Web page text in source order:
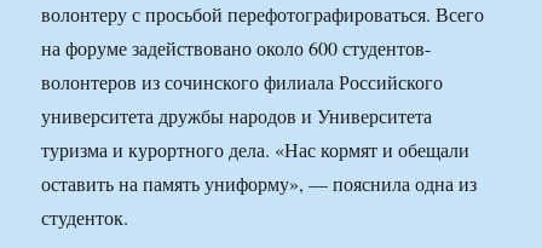
волонтеру с просьбой перефотографироваться. Всего
на форуме задействовано около 600 студентов-
волонтеров из сочинского филиала Российского
университета дружбы народов и Университета
туризма и курортного дела. «Нас кормят и обещали
оставить на память униформу», — пояснила одна из
студенток.